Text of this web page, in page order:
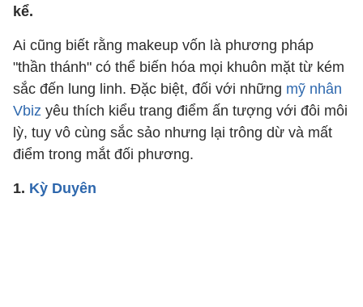
kể.
Ai cũng biết rằng makeup vốn là phương pháp
"thần thánh" có thể biến hóa mọi khuôn mặt từ kém
sắc đến lung linh. Đặc biệt, đối với những mỹ nhân
Vbiz yêu thích kiểu trang điểm ấn tượng với đôi môi
lỳ, tuy vô cùng sắc sảo nhưng lại trông dừ và mất
điểm trong mắt đối phương.
1. Kỳ Duyên